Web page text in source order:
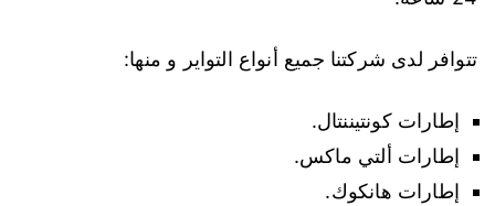
تتوافر لدى شركتنا جميع أنواع التواير و منها:
إطارات كونتيننتال.
إطارات ألتي ماكس.
إطارات هانكوك.